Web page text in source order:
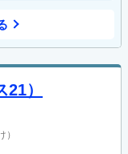
）